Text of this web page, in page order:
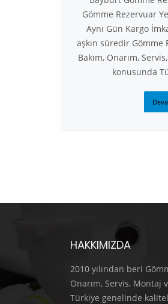
Gömme Rezervuar
Aynı Gün Kargo
aşkın süredir Gömme
Bakım, Onarım,
konusunda
HAKKIMIZDA
2010 yılından beri
Onarım, Servis, Montaj
Türkiye genelinde